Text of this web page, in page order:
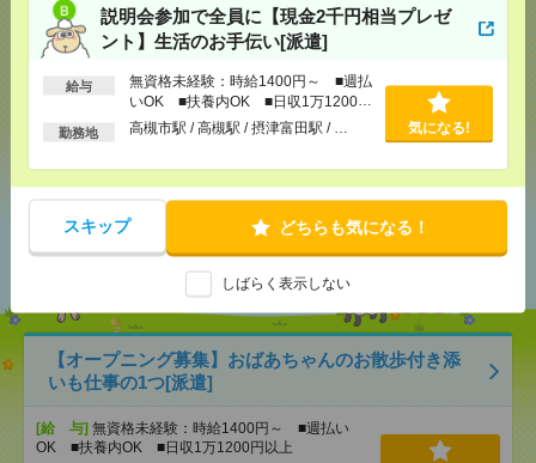
説明会参加で全員に【現金2千円相当プレゼ
ント】生活のお手伝い[派遣]
給与
無資格未経験：時給1400円～ ■週払
いOK ■扶養内OK ■日収1万1200円
以上
勤務地 高槻市駅 / 高槻駅 / 摂津富田駅 / … 気になる!
スキップ どちらも気になる！
しばらく表示しない
シェア ブックマーク
あなたの閲覧履歴からの
おすすめ
【オープニング募集】おばあちゃんのお散歩付き添
いも仕事の1つ[派遣]
[給 与] 無資格未経験：時給1400円～ ■週払い
OK ■扶養内OK ■日収1万1200円以上